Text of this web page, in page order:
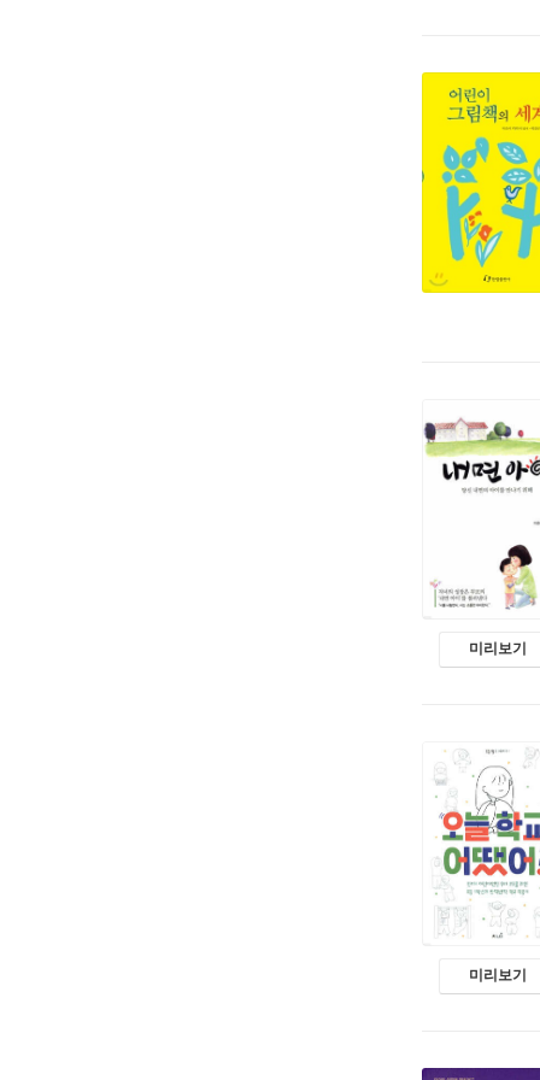
미리보기
미리보기